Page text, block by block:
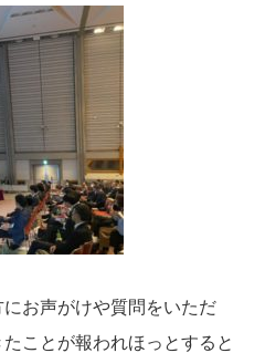
お声がけや質問をいただ
ことが報われほっとすると